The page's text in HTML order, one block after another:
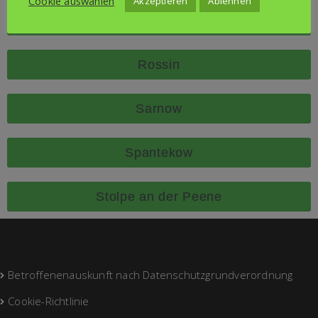
Rossin
Sarnow
Spantekow
Stolpe an der Peene
Betroffenenauskunft nach Datenschutzgrundverordnung
Cookie-Richtlinie